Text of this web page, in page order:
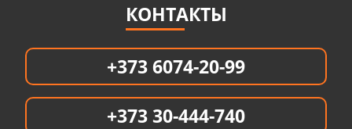
КОНТАКТЫ
+373 6074-20-99
+373 30-444-740